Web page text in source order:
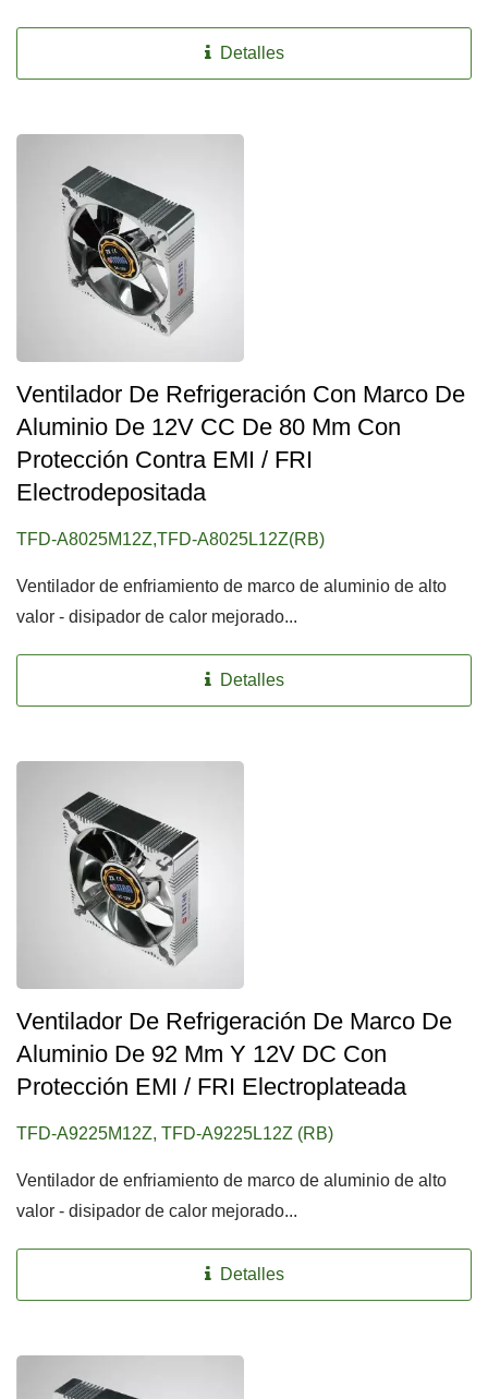
Detalles
Ventilador De Refrigeración Con Marco De
Aluminio De 12V CC De 80 Mm Con
Protección Contra EMI / FRI
Electrodepositada
TFD-A8025M12Z,TFD-A8025L12Z(RB)
Ventilador de enfriamiento de marco de aluminio de alto
valor - disipador de calor mejorado...
Detalles
Ventilador De Refrigeración De Marco De
Aluminio De 92 Mm Y 12V DC Con
Protección EMI / FRI Electroplateada
TFD-A9225M12Z, TFD-A9225L12Z (RB)
Ventilador de enfriamiento de marco de aluminio de alto
valor - disipador de calor mejorado...
Detalles